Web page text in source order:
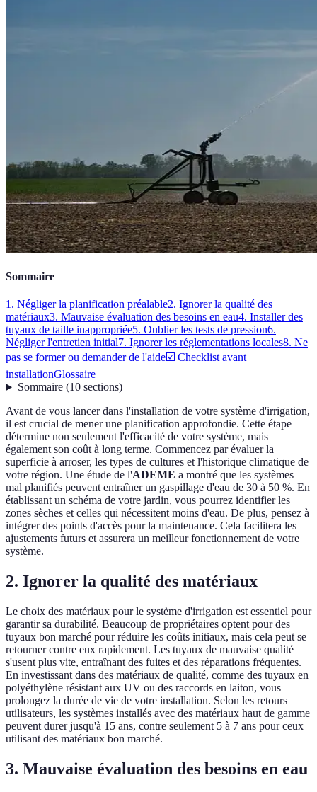
Sommaire
1. Négliger la planification préalable2. Ignorer la qualité des
matériaux3. Mauvaise évaluation des besoins en eau4. Installer des
tuyaux de taille inappropriée5. Oublier les tests de pression6.
Négliger l'entretien initial7. Ignorer les réglementations locales8. Ne
pas se former ou demander de l'aide☑️ Checklist avant
installationGlossaire
Sommaire(10 sections)
Avant de vous lancer dans l'installation de votre système d'irrigation,
il est crucial de mener une planification approfondie. Cette étape
détermine non seulement l'efficacité de votre système, mais
également son coût à long terme. Commencez par évaluer la
superficie à arroser, les types de cultures et l'historique climatique de
votre région. Une étude de l'ADEME a montré que les systèmes
mal planifiés peuvent entraîner un gaspillage d'eau de 30 à 50 %. En
établissant un schéma de votre jardin, vous pourrez identifier les
zones sèches et celles qui nécessitent moins d'eau. De plus, pensez à
intégrer des points d'accès pour la maintenance. Cela facilitera les
ajustements futurs et assurera un meilleur fonctionnement de votre
système.
2. Ignorer la qualité des matériaux
Le choix des matériaux pour le système d'irrigation est essentiel pour
garantir sa durabilité. Beaucoup de propriétaires optent pour des
tuyaux bon marché pour réduire les coûts initiaux, mais cela peut se
retourner contre eux rapidement. Les tuyaux de mauvaise qualité
s'usent plus vite, entraînant des fuites et des réparations fréquentes.
En investissant dans des matériaux de qualité, comme des tuyaux en
polyéthylène résistant aux UV ou des raccords en laiton, vous
prolongez la durée de vie de votre installation. Selon les retours
utilisateurs, les systèmes installés avec des matériaux haut de gamme
peuvent durer jusqu'à 15 ans, contre seulement 5 à 7 ans pour ceux
utilisant des matériaux bon marché.
3. Mauvaise évaluation des besoins en eau